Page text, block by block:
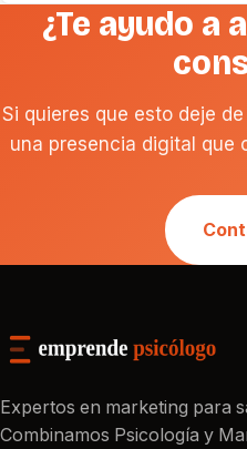
¿Te ayudo a
Si quieres que esto deje
una presencia digital que
Expertos en marketing para
Combinamos Psicología y